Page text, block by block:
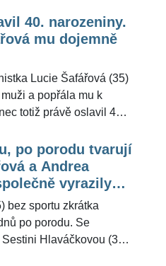
Plekanec vyvezl svou
společně stráveného
věže sdílela na
manželka
tenistka pro
je její muž tatínek.
40. narozeniny.
mu dojemně
Lucie Šafářová (35)
a popřála mu k
totiž právě oslavil 40.
je se dvěma dětmi
netají tím, že se do
rodiny.
pro
manželka
se pokoušela
s dotazem, jak jubileum
po porodu tvarují
a Andrea
vyrazily
bez sportu zkrátka
po porodu. Se
Hlaváčkovou (35),